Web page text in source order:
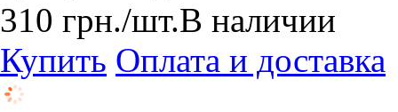
310 грн./шт.В наличии
Купить Оплата и доставка